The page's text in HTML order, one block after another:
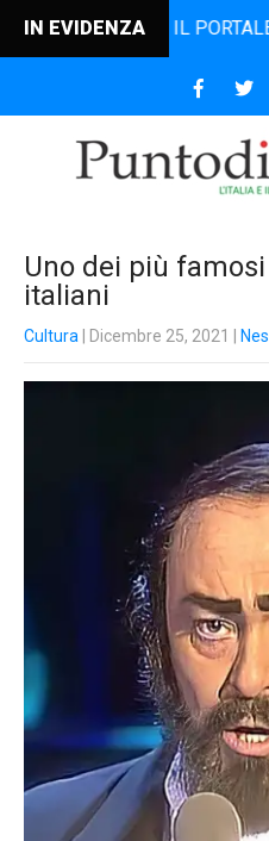
IN EVIDENZAIL PORTALE
Uno dei più
italiani
Cultura | Dicembre 25, 2021